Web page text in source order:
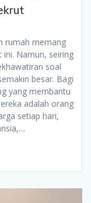
rumah memang
ini. Namun, seiring
soal
besar. Bagi
yang membantu
adalah orang
setiap hari,